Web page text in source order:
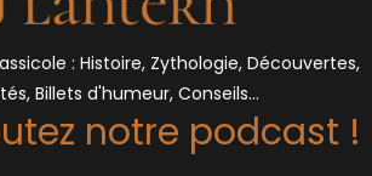
: Histoire, Zythologie, Découvertes,
Billets d'humeur, Conseils…
notre podcast !